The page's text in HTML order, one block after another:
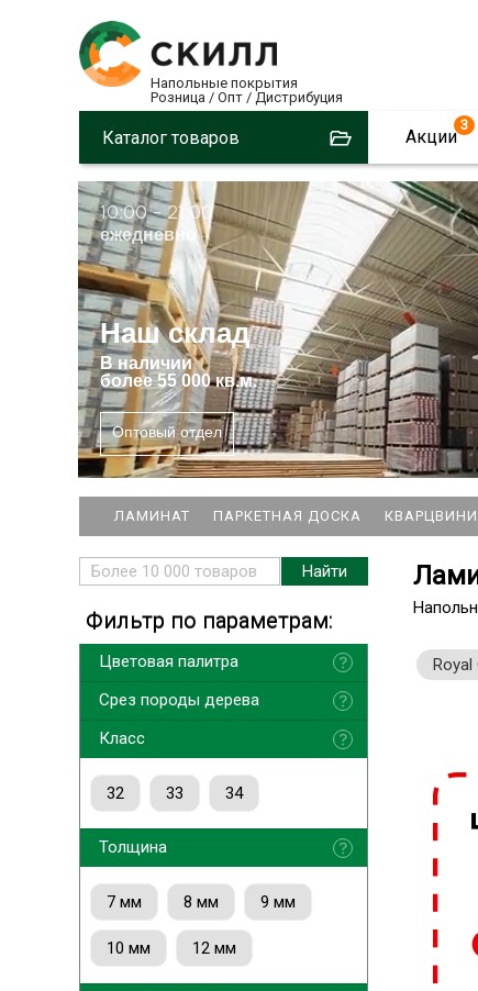
Напольные покрытия
Розница / Опт / Дистрибуция
Каталог товаров Акции
3
10:00 – 21:00
ежедневно
Наш склад
В наличии
более 55 000 кв.м.
Оптовый отдел
ЛАМИНАТ ПАРКЕТНАЯ ДОСКА
Royal
Фильтр по параметрам:
Цветовая палитра
Срез породы дерева
Класс
32 33 34
Толщина
7 мм 8 мм 9 мм
10 мм 12 мм